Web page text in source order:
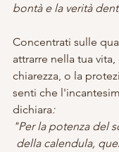
bontà e la verità
Concentrati sulle
attrarre nella tua
chiarezza, o la
senti che
dichiara:
"Per la potenza del
della calendula,